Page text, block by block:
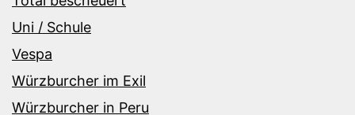
Uni / Schule
Vespa
Würzburcher im Exil
Würzburcher in Peru